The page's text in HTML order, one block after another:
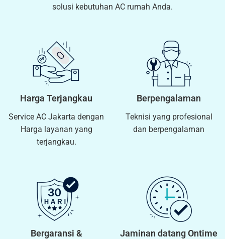
solusi kebutuhan AC rumah Anda.
Harga Terjangkau
Service AC Jakarta dengan
Harga layanan yang
terjangkau.
Berpengalaman
Teknisi yang profesional
dan berpengalaman
Bergaransi &
Jaminan datang Ontime